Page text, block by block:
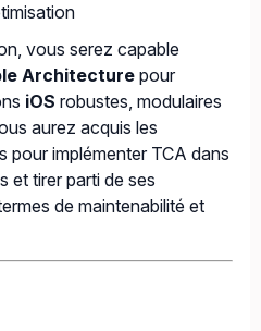
vous serez capable
Architecture pour
iOS robustes, modulaires
aurez acquis les
pour implémenter TCA dans
et tirer parti de ses
de maintenabilité et